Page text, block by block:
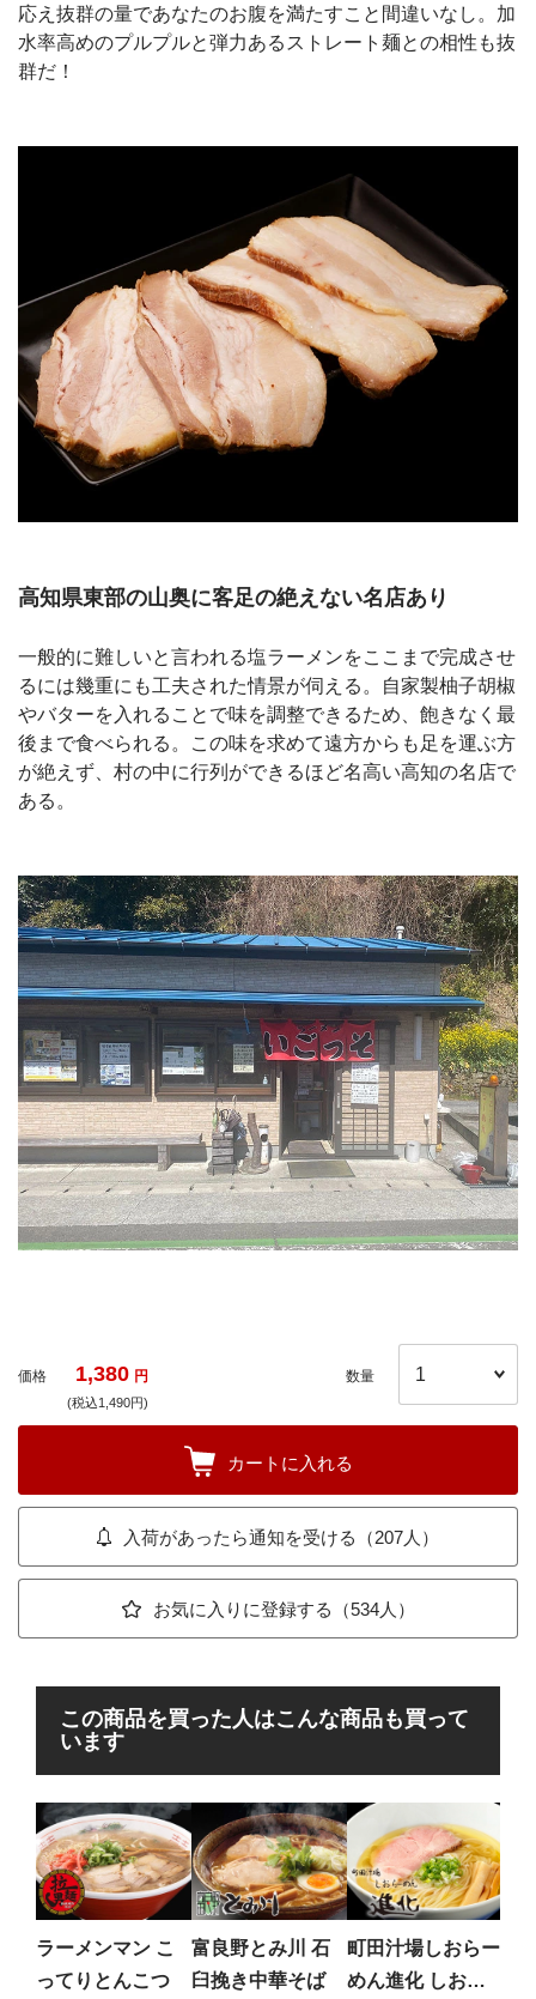
応え抜群の量であなたのお腹を満たすこと間違いなし。加
水率高めのプルプルと弾力あるストレート麺との相性も抜
群だ！
高知県東部の山奥に客足の絶えない名店あり
一般的に難しいと言われる塩ラーメンをここまで完成させ
るには幾重にも工夫された情景が伺える。自家製柚子胡椒
やバターを入れることで味を調整できるため、飽きなく最
後まで食べられる。この味を求めて遠方からも足を運ぶ方
が絶えず、村の中に行列ができるほど名高い高知の名店で
ある。
価格 1,380 円
(税込1,490円)
数量
カートに入れる
入荷があったら通知を受ける（207人）
お気に入りに登録する（534人）
この商品を買った人はこんな商品も買って
います
ラーメンマン こ
ってりとんこつ
富良野とみ川 石
臼挽き中華そば
町田汁場しおらー
めん進化 しおら